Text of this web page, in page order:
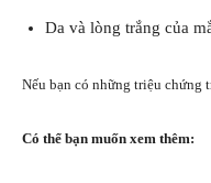
Da và lòng trắng của
Nếu bạn có những triệu chứng
Có thể bạn muốn xem thêm: